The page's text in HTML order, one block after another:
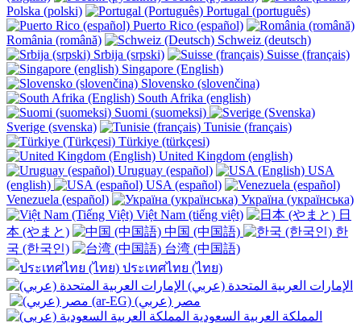
Polska (polski)
Portugal (português)
Puerto Rico (español)
România (română)
Schweiz (deutsch)
Srbija (srpski)
Suisse (français)
Singapore (English)
Slovensko (slovenčina)
South Afrika (english)
Suomi (suomeksi)
Sverige (svenska)
Tunisie (français)
Türkiye (türkçesi)
United Kingdom (english)
Uruguay (español)
USA
(english)
USA (español)
Venezuela (español)
Україна (українська)
Việt Nam (tiếng việt)
日
本 (やまと)
中国 (中国語)
한
국 (한국인)
台湾 (中国語)
ประเทศไทย (ไทย)